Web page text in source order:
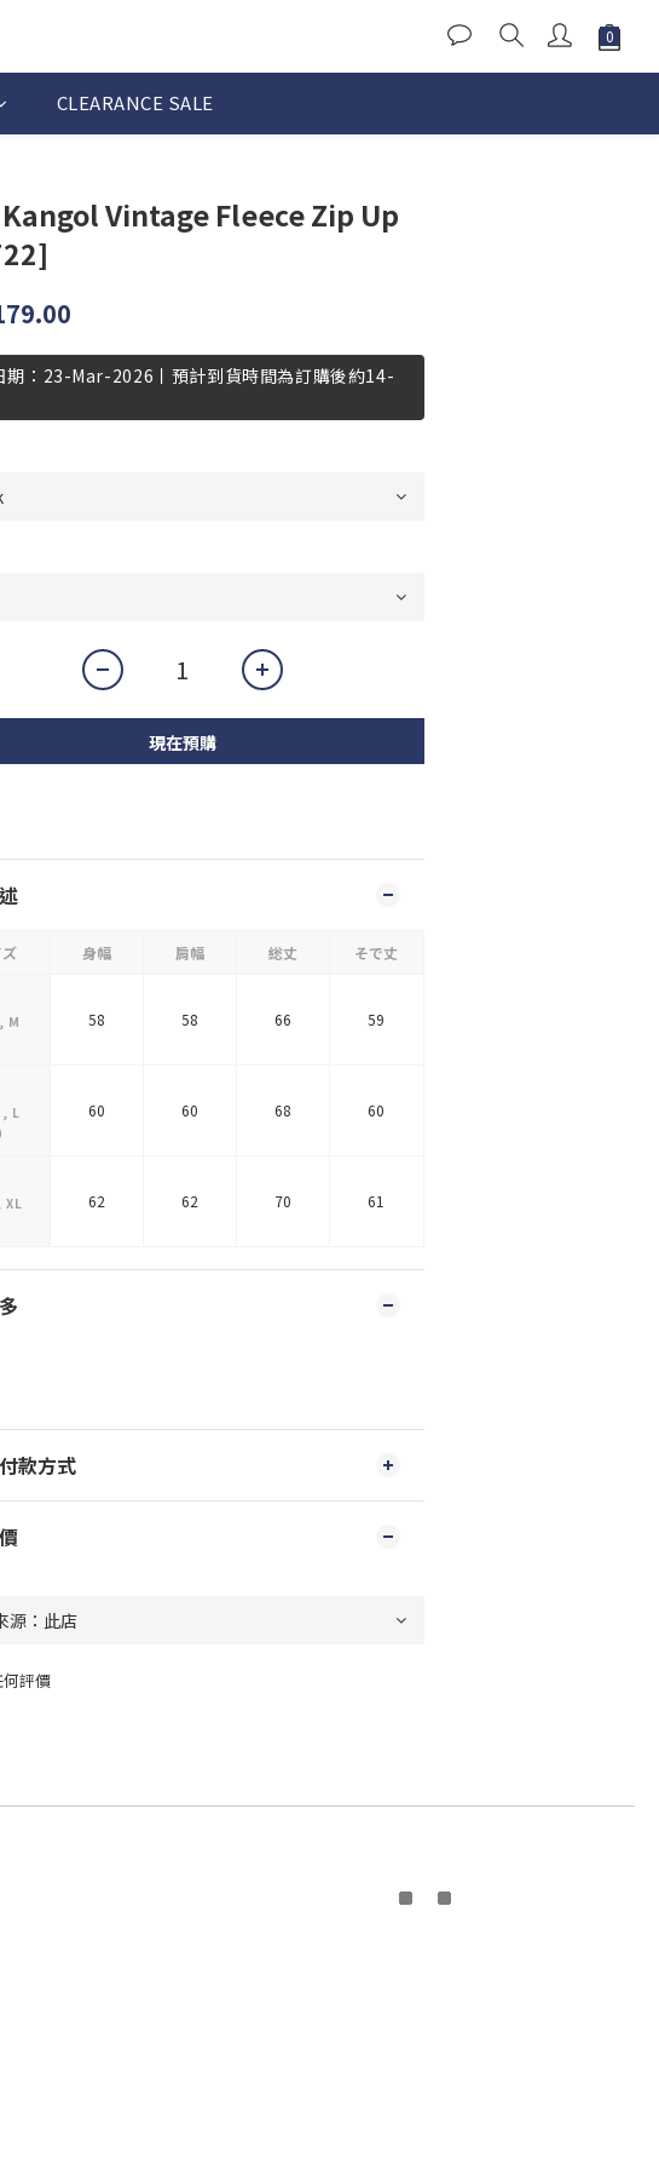
CLEARANCE SALE
Kangol Vintage Fleece Zip Up
期：23-Mar-2026丨預計到貨時間為訂購後約14-
現在預購
身幅 肩幅 総丈 そで丈
, M
58 58 66 59
, L
）
60 60 68 60
XL
62 62 70 61
款方式
評價